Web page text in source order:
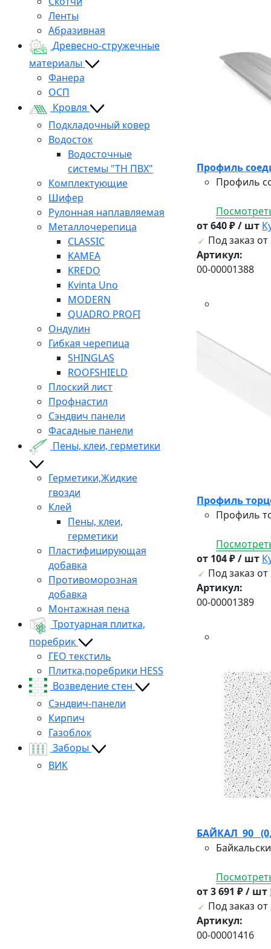
Ленты
Абразивная
Древесно-стружечные
материалы
Фанера
ОСП
Кровля
Подкладочный ковер
Водосток
Водосточные
системы "ТН ПВХ"
Комплектующие
Шифер
Рулонная наплавляемая
Металлочерепица
CLASSIC
KAMEA
KREDO
Kvinta Uno
MODERN
QUADRO PROFI
Ондулин
Гибкая черепица
SHINGLAS
ROOFSHIELD
Плоский лист
Профнастил
Сэндвич панели
Фасадные панели
Пены, клеи, герметики
Герметики,Жидкие
гвозди
Клей
Пены, клеи,
герметики
Пластифицирующая
добавка
Противоморозная
добавка
Монтажная пена
Тротуарная плитка,
поребрик
ГЕО текстиль
Плитка,поребрики HESS
Возведение стен
Сэндвич-панели
Кирпич
Газоблок
Заборы
ВИК
Профиль
Профиль
от 640 ₽ / шт
Под заказ от
Артикул:
00-00001388
Профиль
Профиль
от 104 ₽ / шт
Под заказ от
Артикул:
00-00001389
БАЙКАЛ 90
от 3 691 ₽ / шт
Под заказ от
Артикул:
00-00001416